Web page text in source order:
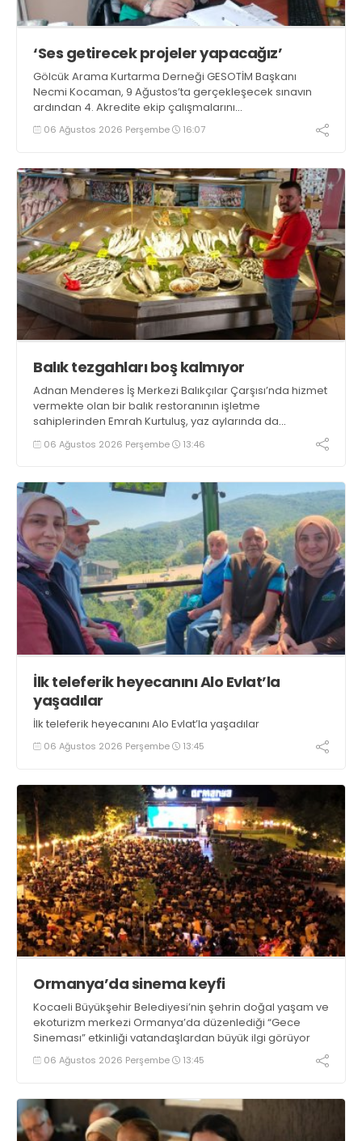
‘Ses getirecek projeler yapacağız’
Gölcük Arama Kurtarma Derneği GESOTİM Başkanı
Necmi Kocaman, 9 Ağustos’ta gerçekleşecek sınavın
ardından 4. Akredite ekip çalışmalarını
tamamlayacaklarını ifade ederek açıklamalarda
bulundu. Kocaman, “Gölcük’te ve Kocaeli genelinde ses
06 Ağustos 2026 Perşembe 16:07
Balık tezgahları boş kalmıyor
Adnan Menderes İş Merkezi Balıkçılar Çarşısı’nda hizmet
vermekte olan bir balık restoranının işletme
sahiplerinden Emrah Kurtuluş, yaz aylarında da
tezgahlarda taze balık bulunduğunu ifade ederek “Yıl
boyunca tezgahlarda taze balık bulmak mümkün
06 Ağustos 2026 Perşembe 13:46
İlk teleferik heyecanını Alo Evlat’la
yaşadılar
İlk teleferik heyecanını Alo Evlat’la yaşadılar
06 Ağustos 2026 Perşembe 13:45
Ormanya’da sinema keyfi
Kocaeli Büyükşehir Belediyesi’nin şehrin doğal yaşam ve
ekoturizm merkezi Ormanya’da düzenlediği “Gece
Sineması” etkinliği vatandaşlardan büyük ilgi görüyor
06 Ağustos 2026 Perşembe 13:45